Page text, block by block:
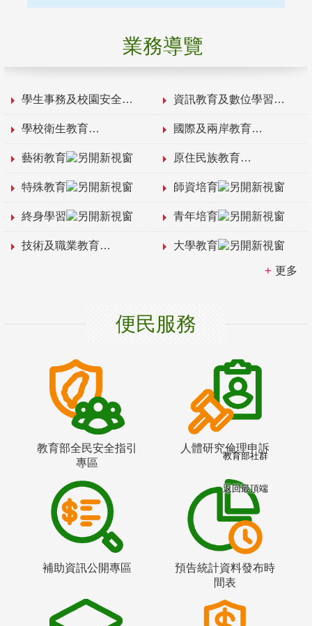
業務導覽
學生事務及校園安全 資訊教育及數位學習
學校衛生教育 國際及兩岸教育
藝術教育 原住民族教育
特殊教育 師資培育
終身學習 青年培育
技術及職業教育 大學教育
更多
便民服務
教育部全民安全指引
專區
人體研究倫理申訴
補助資訊公開專區
預告統計資料發布時
間表
教育部社群
返回最頂端